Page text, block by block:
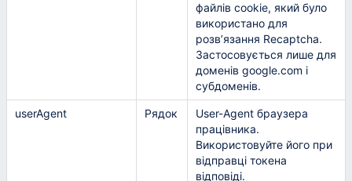
файлів cookie, який було
використано для
розв’язання Recaptcha.
Застосовується лише для
доменів google.com і
субдоменів.
userAgent Рядок
User-Agent браузера
працівника.
Використовуйте його при
відправці токена
відповіді.